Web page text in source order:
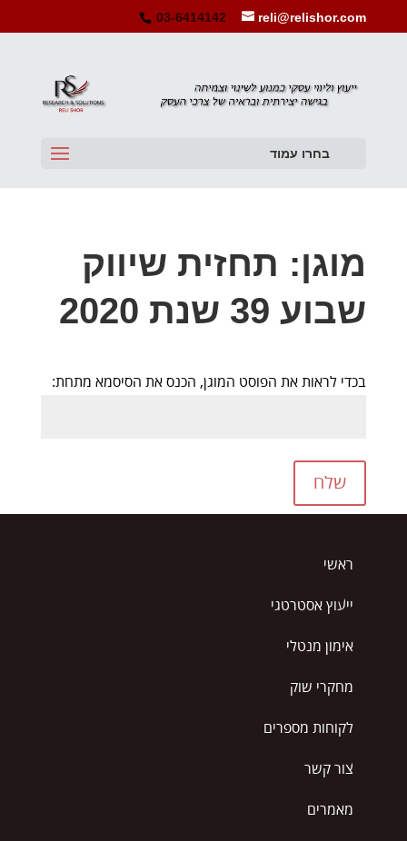
03-6414142 reli@relishor.com
בחרו עמוד
מוגן: תחזית שיווק
שבוע 39 שנת 2020
בכדי לראות את הפוסט המוגן, הכנס את הסיסמא מתחת:
שלח
ראשי
ייעוץ אסטרטגי
אימון מנטלי
מחקרי שוק
לקוחות מספרים
צור קשר
מאמרים